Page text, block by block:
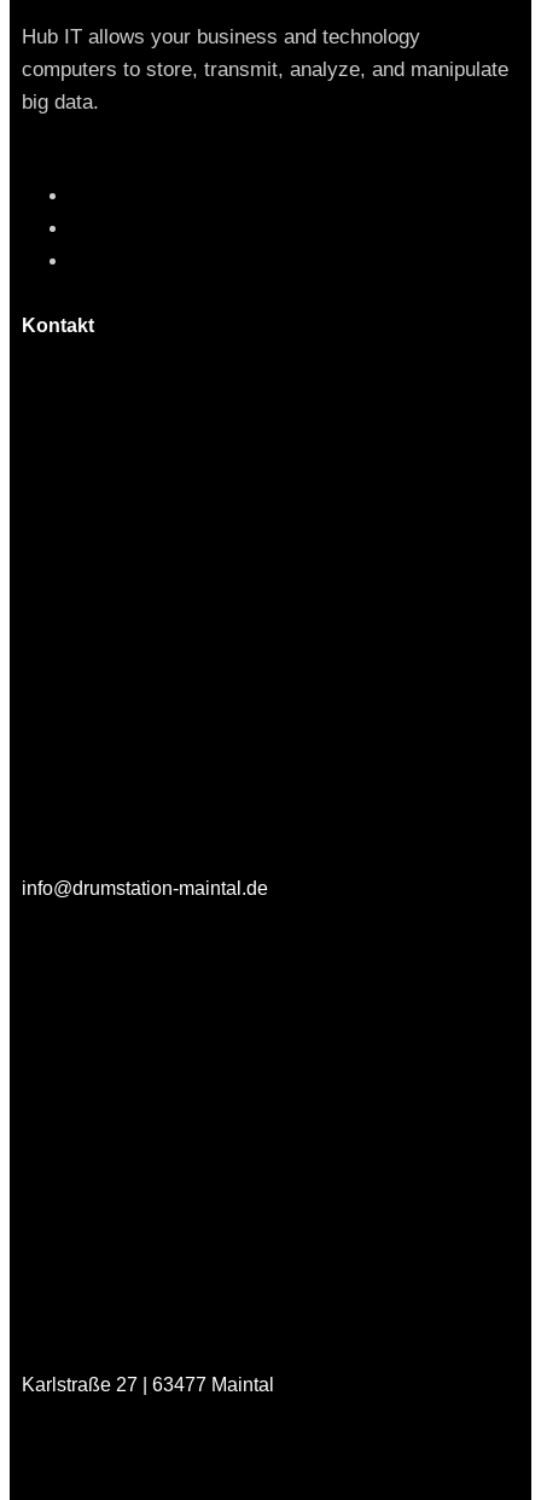
Hub IT allows your business and technology
computers to store, transmit, analyze, and manipulate
big data.
Kontakt
info@drumstation-maintal.de
Karlstraße 27 | 63477 Maintal